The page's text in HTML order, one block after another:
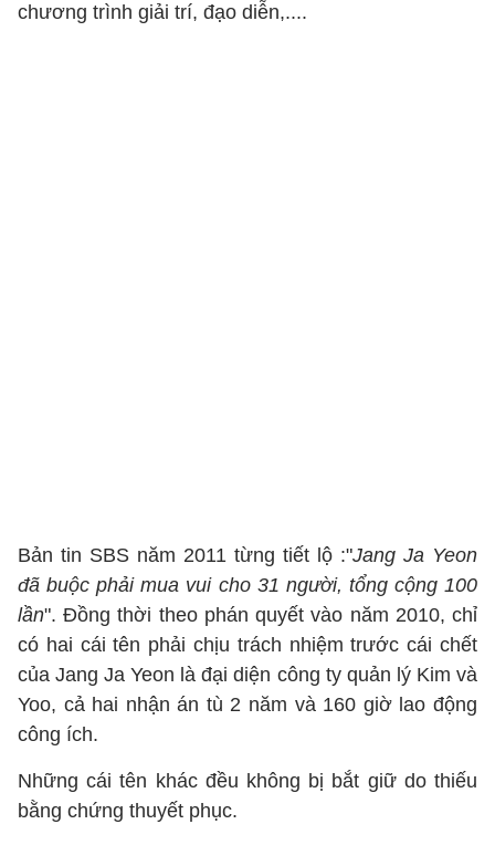
chương trình giải trí, đạo diễn,....
Bản tin SBS năm 2011 từng tiết lộ :"Jang Ja Yeon
đã buộc phải mua vui cho 31 người, tổng cộng 100
lần". Đồng thời theo phán quyết vào năm 2010, chỉ
có hai cái tên phải chịu trách nhiệm trước cái chết
của Jang Ja Yeon là đại diện công ty quản lý Kim và
Yoo, cả hai nhận án tù 2 năm và 160 giờ lao động
công ích.
Những cái tên khác đều không bị bắt giữ do thiếu
bằng chứng thuyết phục.